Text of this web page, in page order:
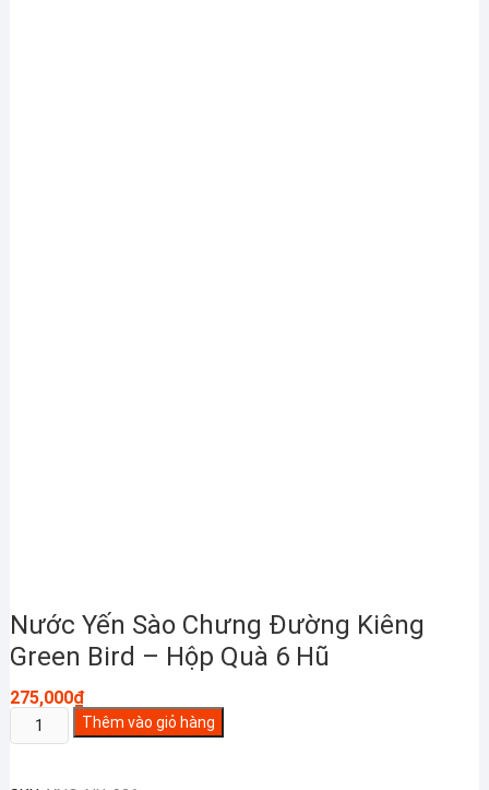
Nước Yến Sào Chưng Đường Kiêng
Green Bird – Hộp Quà 6 Hũ
275,000₫
Nước
Yến
Thêm vào giỏ hàng